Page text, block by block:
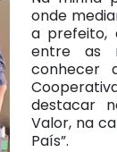
onde
a prefeito,
entre as
conhecer
destacar
Valor, na
País”.